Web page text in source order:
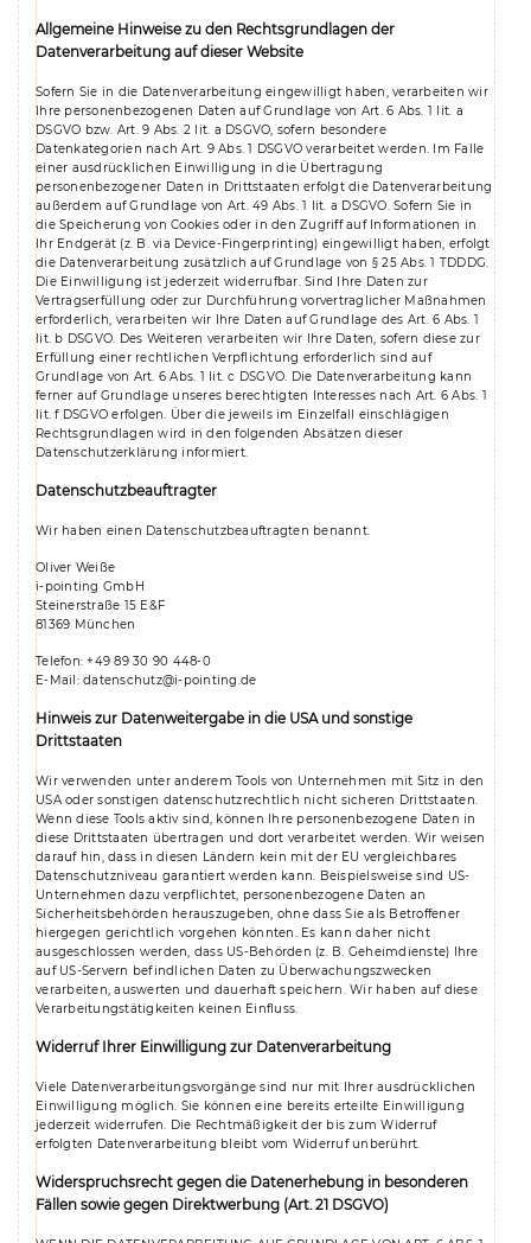
Allgemeine Hinweise zu den Rechtsgrundlagen der
Datenverarbeitung auf dieser Website
Sofern Sie in die Datenverarbeitung eingewilligt haben, verarbeiten wir
Ihre personenbezogenen Daten auf Grundlage von Art. 6 Abs. 1 lit. a
DSGVO bzw. Art. 9 Abs. 2 lit. a DSGVO, sofern besondere
Datenkategorien nach Art. 9 Abs. 1 DSGVO verarbeitet werden. Im Falle
einer ausdrücklichen Einwilligung in die Übertragung
personenbezogener Daten in Drittstaaten erfolgt die Datenverarbeitung
außerdem auf Grundlage von Art. 49 Abs. 1 lit. a DSGVO. Sofern Sie in
die Speicherung von Cookies oder in den Zugriff auf Informationen in
Ihr Endgerät (z. B. via Device-Fingerprinting) eingewilligt haben, erfolgt
die Datenverarbeitung zusätzlich auf Grundlage von § 25 Abs. 1 TDDDG.
Die Einwilligung ist jederzeit widerrufbar. Sind Ihre Daten zur
Vertragserfüllung oder zur Durchführung vorvertraglicher Maßnahmen
erforderlich, verarbeiten wir Ihre Daten auf Grundlage des Art. 6 Abs. 1
lit. b DSGVO. Des Weiteren verarbeiten wir Ihre Daten, sofern diese zur
Erfüllung einer rechtlichen Verpflichtung erforderlich sind auf
Grundlage von Art. 6 Abs. 1 lit. c DSGVO. Die Datenverarbeitung kann
ferner auf Grundlage unseres berechtigten Interesses nach Art. 6 Abs. 1
lit. f DSGVO erfolgen. Über die jeweils im Einzelfall einschlägigen
Rechtsgrundlagen wird in den folgenden Absätzen dieser
Datenschutzerklärung informiert.
Datenschutz­beauftragter
Wir haben einen Datenschutzbeauftragten benannt.
Oliver Weiße
i-pointing GmbH
Steinerstraße 15 E&F
81369 München
Telefon: +49 89 30 90 448-0
E-Mail: datenschutz@i-pointing.de
Hinweis zur Datenweitergabe in die USA und sonstige
Drittstaaten
Wir verwenden unter anderem Tools von Unternehmen mit Sitz in den
USA oder sonstigen datenschutzrechtlich nicht sicheren Drittstaaten.
Wenn diese Tools aktiv sind, können Ihre personenbezogene Daten in
diese Drittstaaten übertragen und dort verarbeitet werden. Wir weisen
darauf hin, dass in diesen Ländern kein mit der EU vergleichbares
Datenschutzniveau garantiert werden kann. Beispielsweise sind US-
Unternehmen dazu verpflichtet, personenbezogene Daten an
Sicherheitsbehörden herauszugeben, ohne dass Sie als Betroffener
hiergegen gerichtlich vorgehen könnten. Es kann daher nicht
ausgeschlossen werden, dass US-Behörden (z. B. Geheimdienste) Ihre
auf US-Servern befindlichen Daten zu Überwachungszwecken
verarbeiten, auswerten und dauerhaft speichern. Wir haben auf diese
Verarbeitungstätigkeiten keinen Einfluss.
Widerruf Ihrer Einwilligung zur Datenverarbeitung
Viele Datenverarbeitungsvorgänge sind nur mit Ihrer ausdrücklichen
Einwilligung möglich. Sie können eine bereits erteilte Einwilligung
jederzeit widerrufen. Die Rechtmäßigkeit der bis zum Widerruf
erfolgten Datenverarbeitung bleibt vom Widerruf unberührt.
Widerspruchsrecht gegen die Datenerhebung in besonderen
Fällen sowie gegen Direktwerbung (Art. 21 DSGVO)